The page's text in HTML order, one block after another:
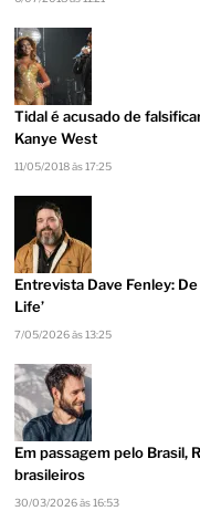
Tidal é acusado de
Kanye West
11/05/2018 às 17:25
Entrevista Dave Fenley:
Life’
7/05/2026 às 13:25
Em passagem pelo Brasil,
brasileiros
30/03/2026 às 16:53